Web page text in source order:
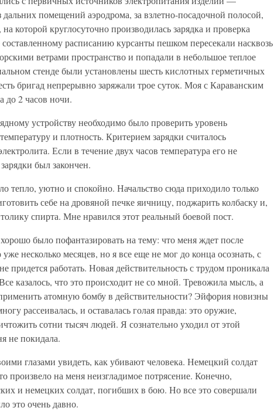
помещений аэродрома, за взлетно-посадочной полосой,
которой круглосуточно производилась зарядка и проверка
расписанию курсанты пешком пересекали насквозь
ветрами пространство и попадали в небольшое теплое
стенде были установлены шесть кислотных герметичных
бригад непрерывно заряжали трое суток. Моя с Караванским
до 2 часов ночи.
устройству необходимо было проверить уровень
и плотность. Критерием зарядки считалось
Если в течение двух часов температура его не
был закончен.
тепло, уютно и спокойно. Начальство сюда приходило только
себе на дровяной печке яичницу, поджарить колбаску и,
спирта. Мне нравился этот реальный боевой пост.
было пофантазировать на тему: что меня ждет после
несколько месяцев, но я все еще не мог до конца осознать, с
работать. Новая действительность с трудом проникала
казалось, что это происходит не со мной. Тревожила мысль, а
атомную бомбу в действительности? Эйфория новизны
рассеивалась, и оставалась голая правда: это оружие,
сотни тысяч людей. Я сознательно уходил от этой
не покидала.
глазами увидеть, как убивают человека. Немецкий солдат
произвело на меня неизгладимое потрясение. Конечно,
и немецких солдат, погибших в бою. Но все это совершали
это очень давно.